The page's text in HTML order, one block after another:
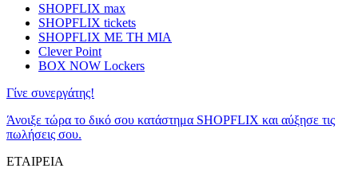
SHOPFLIX max
SHOPFLIX tickets
SHOPFLIX ΜΕ ΤΗ ΜΙΑ
Clever Point
BOX NOW Lockers
Γίνε συνεργάτης!
Άνοιξε τώρα το δικό σου κατάστημα SHOPFLIX και αύξησε τις
πωλήσεις σου.
ΕΤΑΙΡΕΙΑ